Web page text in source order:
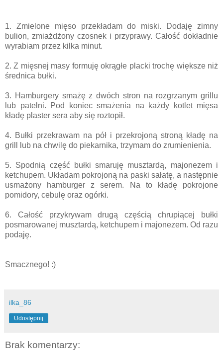
1. Zmielone mięso przekładam do miski. Dodaję zimny
bulion, zmiażdżony czosnek i przyprawy. Całość dokładnie
wyrabiam przez kilka minut.
2. Z mięsnej masy formuję okrągłe placki trochę większe niż
średnica bułki.
3. Hamburgery smażę z dwóch stron na rozgrzanym grillu
lub patelni. Pod koniec smażenia na każdy kotlet mięsa
kładę plaster sera aby się roztopił.
4. Bułki przekrawam na pół i przekrojoną stroną kładę na
grill lub na chwilę do piekarnika, trzymam do zrumienienia.
5. Spodnią część bułki smaruję musztardą, majonezem i
ketchupem. Układam pokrojoną na paski sałatę, a następnie
usmażony hamburger z serem. Na to kładę pokrojone
pomidory, cebulę oraz ogórki.
6. Całość przykrywam drugą częścią chrupiącej bułki
posmarowanej musztardą, ketchupem i majonezem. Od razu
podaję.
Smacznego! :)
ilka_86
Udostępnij
Brak komentarzy: